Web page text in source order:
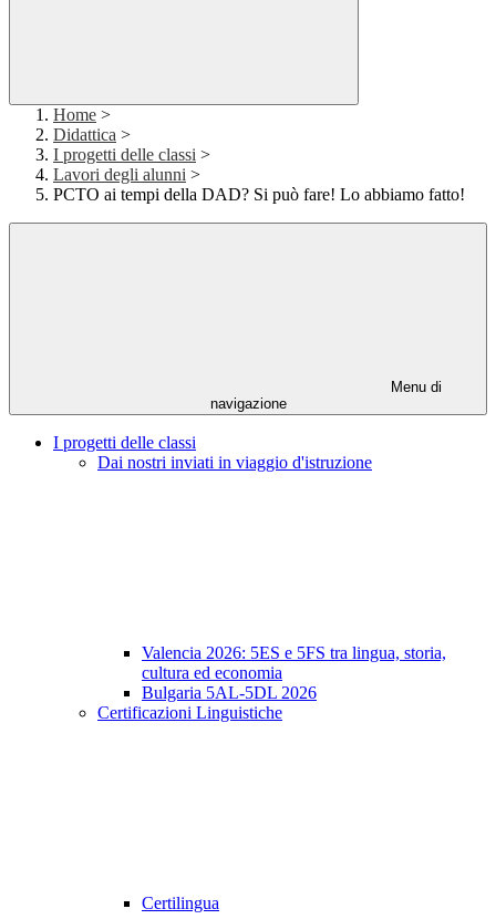
Home >
Didattica >
I progetti delle classi >
Lavori degli alunni >
PCTO ai tempi della DAD? Si può fare! Lo abbiamo fatto!
Menu di
navigazione
I progetti delle classi
Dai nostri inviati in viaggio d'istruzione
Valencia 2026: 5ES e 5FS tra lingua, storia,
cultura ed economia
Bulgaria 5AL-5DL 2026
Certificazioni Linguistiche
Certilingua